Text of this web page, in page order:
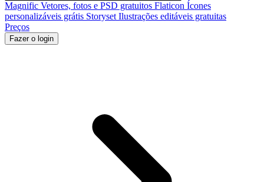
Magnific Vetores, fotos e PSD gratuitos Flaticon Ícones
personalizáveis grátis Storyset Ilustrações editáveis gratuitas
Preços
Fazer o login